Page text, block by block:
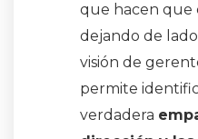
que hacen que
dejando de
visión de
permite
verdadera